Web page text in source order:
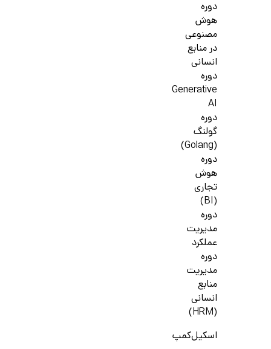
دوره
هوش
مصنوعی
در منابع
انسانی
دوره
Generative
AI
دوره
گولنگ
(Golang)
دوره
هوش
تجاری
(BI)
دوره
مدیریت
عملکرد
دوره
مدیریت
منابع
انسانی
(HRM)
اسکیل‌کمپ